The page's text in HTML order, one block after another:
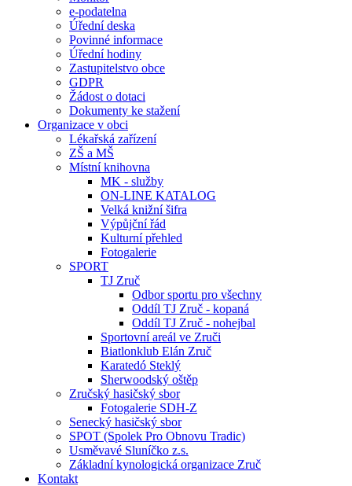
e-podatelna
Úřední deska
Povinné informace
Úřední hodiny
Zastupitelstvo obce
GDPR
Žádost o dotaci
Dokumenty ke stažení
Organizace v obci
Lékařská zařízení
ZŠ a MŠ
Místní knihovna
MK - služby
ON-LINE KATALOG
Velká knižní šifra
Výpůjční řád
Kulturní přehled
Fotogalerie
SPORT
TJ Zruč
Odbor sportu pro všechny
Oddíl TJ Zruč - kopaná
Oddíl TJ Zruč - nohejbal
Sportovní areál ve Zruči
Biatlonklub Elán Zruč
Karatedó Steklý
Sherwoodský oštěp
Zručský hasičský sbor
Fotogalerie SDH-Z
Senecký hasičský sbor
SPOT (Spolek Pro Obnovu Tradic)
Usměvavé Sluníčko z.s.
Základní kynologická organizace Zruč
Kontakt